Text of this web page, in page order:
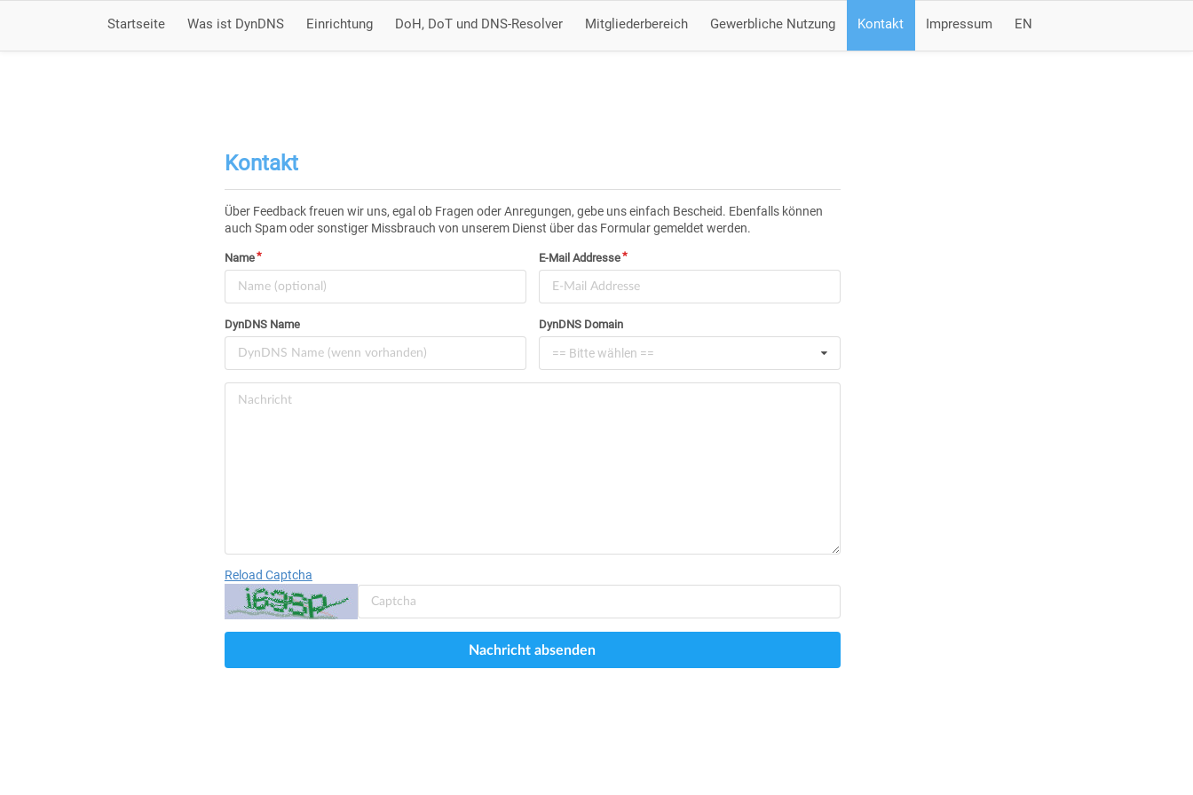
Startseite Was ist DynDNS Einrichtung DoH, DoT und DNS-Resolver Mitgliederbereich Gewerbliche Nutzung Kontakt Impressum EN
Kontakt
Über Feedback freuen wir uns, egal ob Fragen oder Anregungen, gebe uns einfach Bescheid. Ebenfalls können
auch Spam oder sonstiger Missbrauch von unserem Dienst über das Formular gemeldet werden.
Name E-Mail Addresse
DynDNS Name DynDNS Domain
== Bitte wählen ==
Reload Captcha
Nachricht absenden